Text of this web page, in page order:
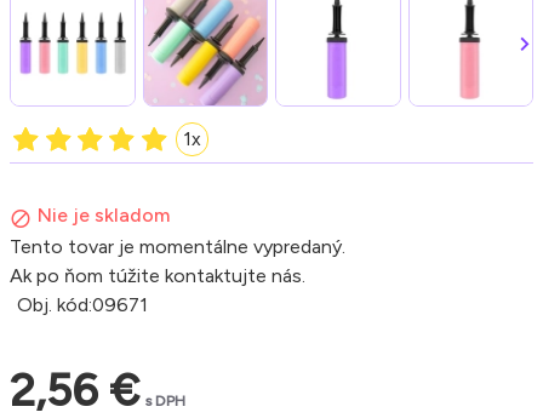
1x
2,56 € s DPH
Nie je skladom
Tento tovar je momentálne vypredaný.
Ak po ňom túžite kontaktujte nás.
Obj. kód:09671